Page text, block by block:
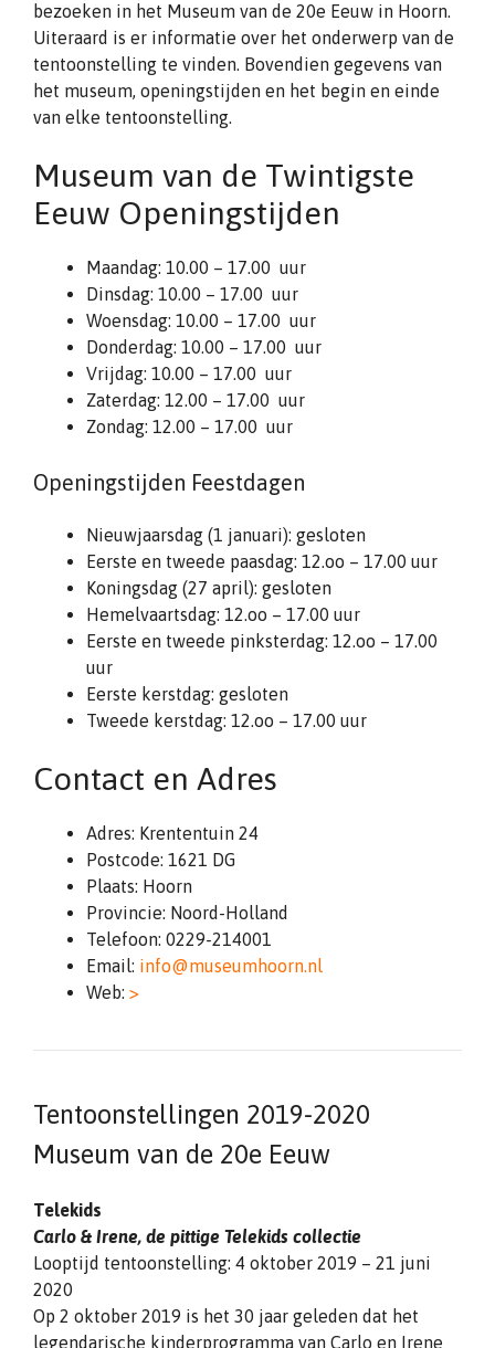
bezoeken in het Museum van de 20e Eeuw in Hoorn.
Uiteraard is er informatie over het onderwerp van de
tentoonstelling te vinden. Bovendien gegevens van
het museum, openingstijden en het begin en einde
van elke tentoonstelling.
Museum van de Twintigste
Eeuw Openingstijden
Maandag: 10.00 – 17.00 uur
Dinsdag: 10.00 – 17.00 uur
Woensdag: 10.00 – 17.00 uur
Donderdag: 10.00 – 17.00 uur
Vrijdag: 10.00 – 17.00 uur
Zaterdag: 12.00 – 17.00 uur
Zondag: 12.00 – 17.00 uur
Openingstijden Feestdagen
Nieuwjaarsdag (1 januari): gesloten
Eerste en tweede paasdag: 12.oo – 17.00 uur
Koningsdag (27 april): gesloten
Hemelvaartsdag: 12.oo – 17.00 uur
Eerste en tweede pinksterdag: 12.oo – 17.00
uur
Eerste kerstdag: gesloten
Tweede kerstdag: 12.oo – 17.00 uur
Contact en Adres
Adres: Krententuin 24
Postcode: 1621 DG
Plaats: Hoorn
Provincie: Noord-Holland
Telefoon: 0229-214001
Email: info@museumhoorn.nl
Web: >
Tentoonstellingen 2019-2020
Museum van de 20e Eeuw
Telekids
Carlo & Irene, de pittige Telekids collectie
Looptijd tentoonstelling: 4 oktober 2019 – 21 juni
2020
Op 2 oktober 2019 is het 30 jaar geleden dat het
legendarische kinderprogramma van Carlo en Irene